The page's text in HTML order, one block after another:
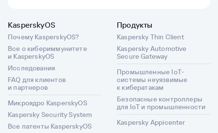
KasperskyOS
Почему KasperskyOS?
Все о кибериммунитете
и KasperskyOS
Исследования
FAQ для клиентов
и партнеров
Микроядро KasperskyOS
Kaspersky Security System
Все патенты KasperskyOS
Продукты
Kaspersky Thin Client
Kaspersky Automotive
Secure Gateway
Промышленные IoT-
системы неуязвимые
к кибератакам
Безопасные контроллеры
для IoT и промышленности
Kaspersky Appicenter